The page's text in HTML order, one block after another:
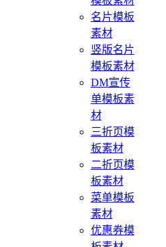
名片模板
素材
竖版名片
模板素材
DM宣传
单模板素
材
三折页模
板素材
二折页模
板素材
菜单模板
素材
优惠券模